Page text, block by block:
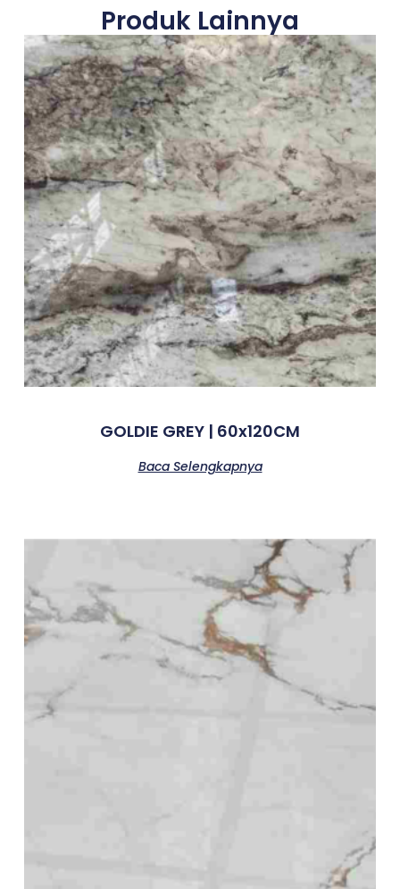
Produk Lainnya
GOLDIE GREY | 60x120CM
Baca Selengkapnya